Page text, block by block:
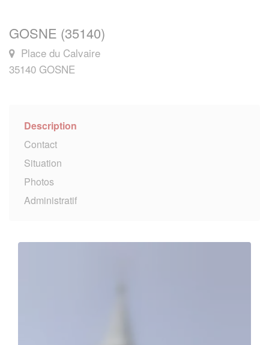
GOSNE (35140)
Place du Calvaire
35140 GOSNE
Description
Contact
Situation
Photos
Administratif